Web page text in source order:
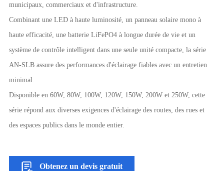
municipaux, commerciaux et d'infrastructure.
Combinant une LED à haute luminosité, un panneau solaire mono à
haute efficacité, une batterie LiFePO4 à longue durée de vie et un
système de contrôle intelligent dans une seule unité compacte, la série
AN-SLB assure des performances d'éclairage fiables avec un entretien
minimal.
Disponible en 60W, 80W, 100W, 120W, 150W, 200W et 250W, cette
série répond aux diverses exigences d'éclairage des routes, des rues et
des espaces publics dans le monde entier.
Obtenez un devis gratuit